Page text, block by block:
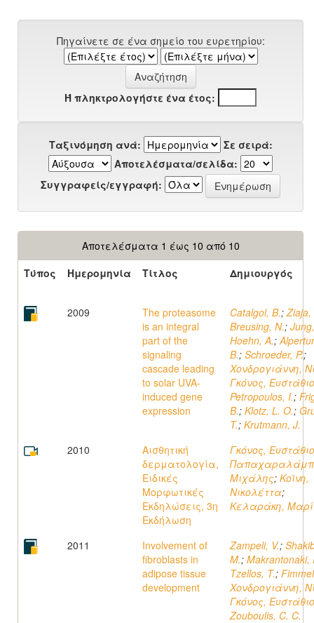
Πηγαίνετε σε ένα σημείο του ευρετηρίου:
Ή πληκτρολογήστε ένα έτος:
Ταξινόμηση ανά:
Σε σειρά:
Αποτελέσματα/σελίδα:
Συγγραφείς/εγγραφή:
Αποτελέσματα 1 έως 10 από 10
Τύπος
Ημερομηνία Τίτλος Δημιουργός
2009
The proteasome
is an integral
part of the
signaling
cascade leading
to solar UVA-
induced gene
expression
Catalgol, B.;Ziaja,
Breusing, N.;
Hoehn, A.;
B.; Schroeder, P.;
Χονδρογιάννη,
Γκόνος,
Petropoulos, I.;
B.; Klotz, L. O.;
T.; Krutmann, J.
2010
Αισθητική
δερματολογία,
Ειδικές
Μορφωτικές
Εκδηλώσεις, 3η
Εκδήλωση
Γκόνος,
Μιχάλης; Κοϊνη,
Νικολέττα;
Κελαράκη,
2011
Involvement of
fibroblasts in
adipose tissue
development
Zampeli, V.;
M.; Makrantonaki,
Tzellos, T.;
Χονδρογιάννη,
Γκόνος,
Zouboulis, C. C.